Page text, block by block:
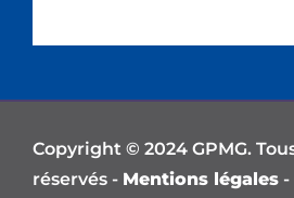
Copyright © 2024 GPMG.
réservés - Mentions légales -